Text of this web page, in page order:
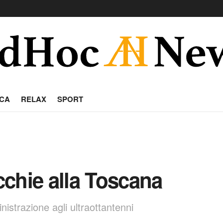
RELAX SPORT
alla Toscana
agli ultraottantenni